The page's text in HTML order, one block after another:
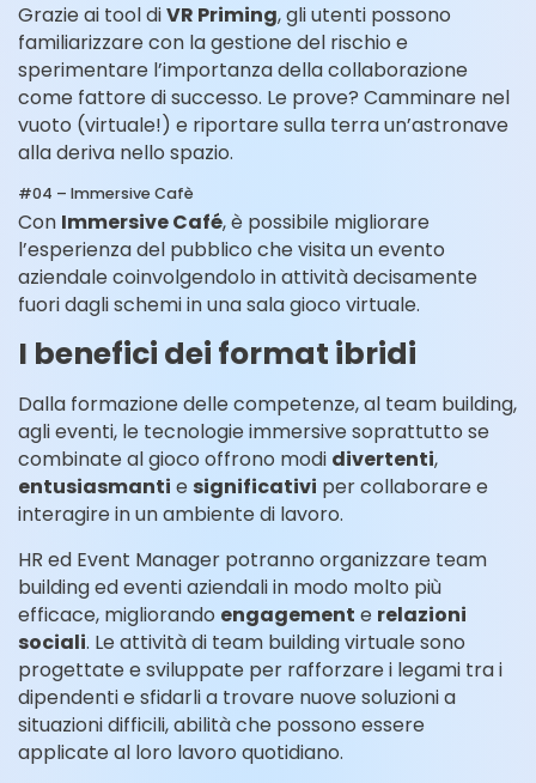
Grazie ai tool diVR Priming, gli utenti possono
familiarizzare con la gestione del rischio e
sperimentare l’importanza della collaborazione
come fattore di successo. Le prove? Camminare nel
vuoto (virtuale!) e riportare sulla terra un’astronave
alla deriva nello spazio.
#04 – Immersive Cafè
Con Immersive Café, è possibile migliorare
l’esperienza del pubblico che visita un evento
aziendale coinvolgendolo in attività decisamente
fuori dagli schemi in una sala gioco virtuale.
I benefici dei format ibridi
Dalla formazione delle competenze, al team building,
agli eventi, le tecnologie immersive soprattutto se
combinate al gioco offrono modi divertenti,
entusiasmanti e significativi per collaborare e
interagire in un ambiente di lavoro.
HR ed Event Manager potranno organizzare team
building ed eventi aziendali in modo molto più
efficace, migliorando engagement e relazioni
sociali. Le attività di team building virtuale sono
progettate e sviluppate per rafforzare i legami tra i
dipendenti e sfidarli a trovare nuove soluzioni a
situazioni difficili, abilità che possono essere
applicate al loro lavoro quotidiano.